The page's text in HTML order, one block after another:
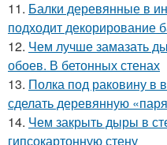
11. Балки деревянные в
подходит декорирование
12. Чем лучше замазать
обоев. В бетонных стенах
13. Полка под раковину в
сделать деревянную
14. Чем закрыть дыры в
гипсокартонную стену